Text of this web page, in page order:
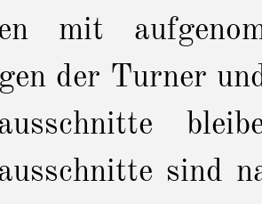
mit
der Turner
sind